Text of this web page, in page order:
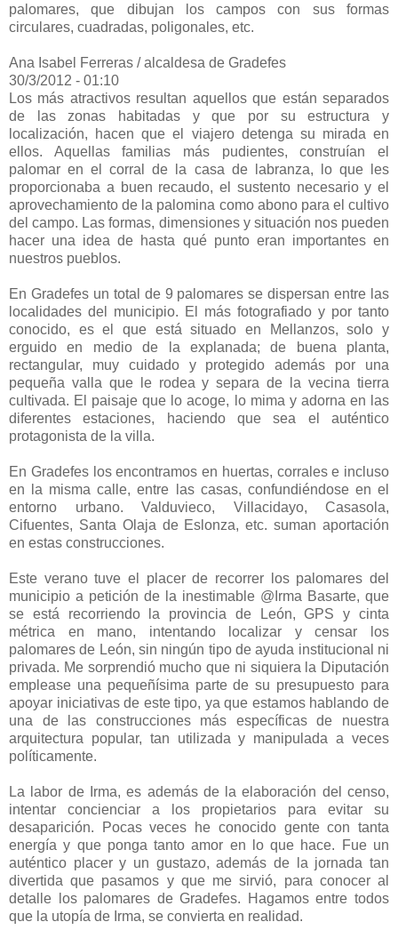
palomares, que dibujan los campos con sus formas
circulares, cuadradas, poligonales, etc.
Ana Isabel Ferreras / alcaldesa de Gradefes
30/3/2012 - 01:10
Los más atractivos resultan aquellos que están separados
de las zonas habitadas y que por su estructura y
localización, hacen que el viajero detenga su mirada en
ellos. Aquellas familias más pudientes, construían el
palomar en el corral de la casa de labranza, lo que les
proporcionaba a buen recaudo, el sustento necesario y el
aprovechamiento de la palomina como abono para el cultivo
del campo. Las formas, dimensiones y situación nos pueden
hacer una idea de hasta qué punto eran importantes en
nuestros pueblos.
En Gradefes un total de 9 palomares se dispersan entre las
localidades del municipio. El más fotografiado y por tanto
conocido, es el que está situado en Mellanzos, solo y
erguido en medio de la explanada; de buena planta,
rectangular, muy cuidado y protegido además por una
pequeña valla que le rodea y separa de la vecina tierra
cultivada. El paisaje que lo acoge, lo mima y adorna en las
diferentes estaciones, haciendo que sea el auténtico
protagonista de la villa.
En Gradefes los encontramos en huertas, corrales e incluso
en la misma calle, entre las casas, confundiéndose en el
entorno urbano. Valduvieco, Villacidayo, Casasola,
Cifuentes, Santa Olaja de Eslonza, etc. suman aportación
en estas construcciones.
Este verano tuve el placer de recorrer los palomares del
municipio a petición de la inestimable @Irma Basarte, que
se está recorriendo la provincia de León, GPS y cinta
métrica en mano, intentando localizar y censar los
palomares de León, sin ningún tipo de ayuda institucional ni
privada. Me sorprendió mucho que ni siquiera la Diputación
emplease una pequeñísima parte de su presupuesto para
apoyar iniciativas de este tipo, ya que estamos hablando de
una de las construcciones más específicas de nuestra
arquitectura popular, tan utilizada y manipulada a veces
políticamente.
La labor de Irma, es además de la elaboración del censo,
intentar concienciar a los propietarios para evitar su
desaparición. Pocas veces he conocido gente con tanta
energía y que ponga tanto amor en lo que hace. Fue un
auténtico placer y un gustazo, además de la jornada tan
divertida que pasamos y que me sirvió, para conocer al
detalle los palomares de Gradefes. Hagamos entre todos
que la utopía de Irma, se convierta en realidad.